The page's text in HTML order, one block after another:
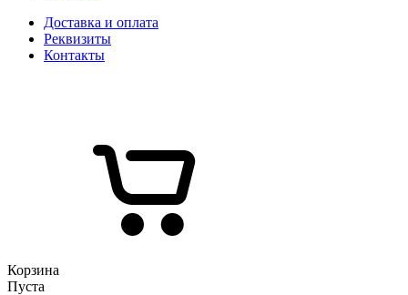
Доставка и оплата
Реквизиты
Контакты
Корзина
Пуста